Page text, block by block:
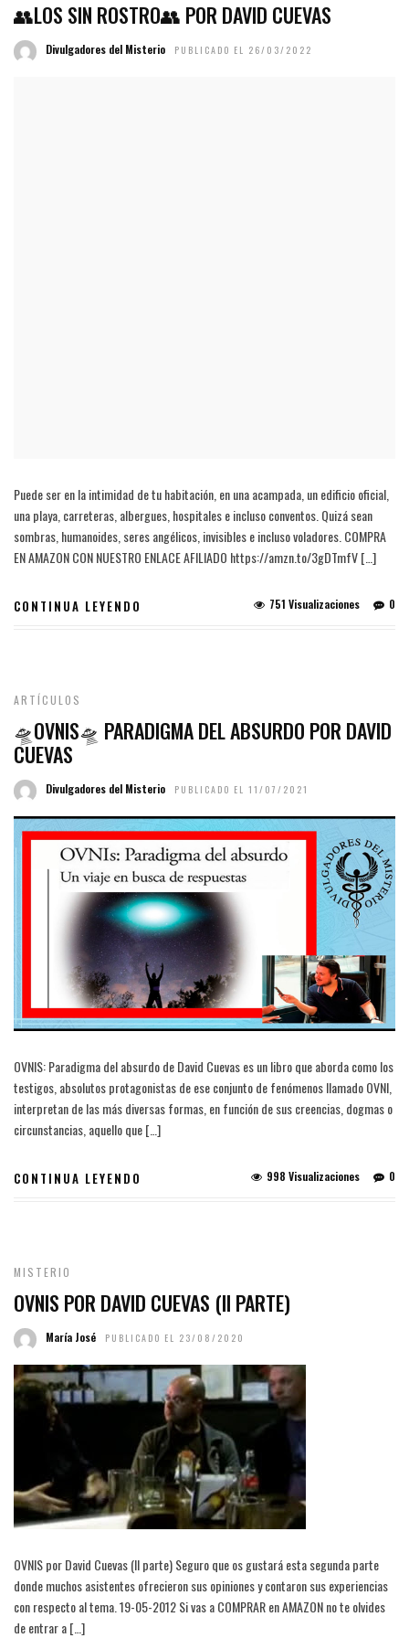
👥LOS SIN ROSTRO👥 POR DAVID CUEVAS
Divulgadores del Misterio PUBLICADO EL 26/03/2022
Puede ser en la intimidad de tu habitación, en una acampada, un edificio oficial,
una playa, carreteras, albergues, hospitales e incluso conventos. Quizá sean
sombras, humanoides, seres angélicos, invisibles e incluso voladores. COMPRA
EN AMAZON CON NUESTRO ENLACE AFILIADO https://amzn.to/3gDTmfV […]
CONTINUA LEYENDO 0
751 Visualizaciones
ARTÍCULOS
🛸OVNIS🛸 PARADIGMA DEL ABSURDO POR DAVID
CUEVAS
Divulgadores del Misterio PUBLICADO EL 11/07/2021
OVNIS: Paradigma del absurdo de David Cuevas es un libro que aborda como los
testigos, absolutos protagonistas de ese conjunto de fenómenos llamado OVNI,
interpretan de las más diversas formas, en función de sus creencias, dogmas o
circunstancias, aquello que […]
CONTINUA LEYENDO 0
998 Visualizaciones
MISTERIO
OVNIS POR DAVID CUEVAS (II PARTE)
María José PUBLICADO EL 23/08/2020
OVNIS por David Cuevas (II parte) Seguro que os gustará esta segunda parte
donde muchos asistentes ofrecieron sus opiniones y contaron sus experiencias
con respecto al tema. 19-05-2012 Si vas a COMPRAR en AMAZON no te olvides
de entrar a […]